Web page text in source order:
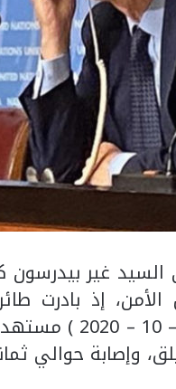
غير بيدرسون
إذ بادرت
الدويلة يوم
وإصابة حوالي